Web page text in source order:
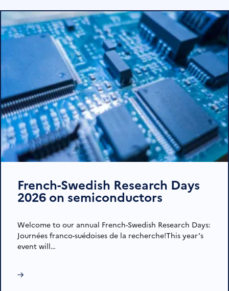
French-Swedish Research Days
2026 on semiconductors
Welcome to our annual French-Swedish Research Days:
Journées franco-suédoises de la recherche!This year’s
event will…
→